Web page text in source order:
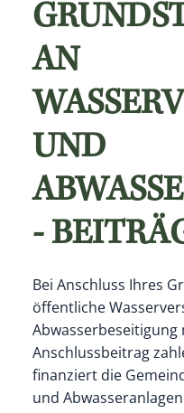
AN
UND
-
Bei Anschluss Ihres
öffentliche
Abwasserbeseitigung
Anschlussbeitrag
finanziert die
und